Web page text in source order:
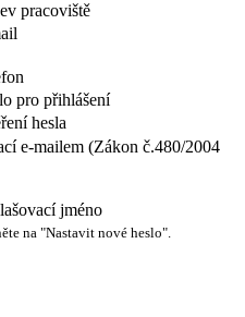
pracoviště
pro přihlášení
hesla
e-mailem (Zákon č.480/2004
jméno
na "Nastavit nové heslo".